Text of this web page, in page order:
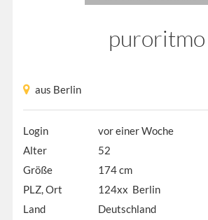
puroritmo
aus Berlin
Login
vor einer Woche
Alter
52
Größe
174 cm
PLZ, Ort
124xx Berlin
Land
Deutschland